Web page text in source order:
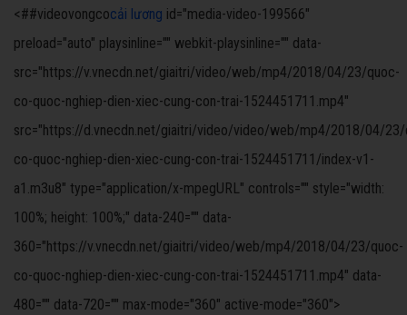
<##videovongcocải lương id="media-video-199566"
preload="auto" playsinline="" webkit-playsinline="" data-
src="https://v.vnecdn.net/giaitri/video/web/mp4/2018/04/23/quoc-
co-quoc-nghiep-dien-xiec-cung-con-trai-1524451711.mp4"
src="https://d.vnecdn.net/giaitri/video/video/web/mp4/2018/04/
co-quoc-nghiep-dien-xiec-cung-con-trai-1524451711/index-v1-
a1.m3u8" type="application/x-mpegURL" controls="" style="width:
100%; height: 100%;" data-240="" data-
360="https://v.vnecdn.net/giaitri/video/web/mp4/2018/04/23/quoc-
co-quoc-nghiep-dien-xiec-cung-con-trai-1524451711.mp4" data-
480="" data-720="" max-mode="360" active-mode="360">